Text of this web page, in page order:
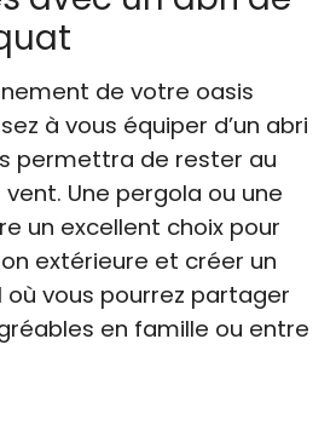
de votre oasis
à vous équiper d’un abri
permettra de rester au
vent. Une pergola ou une
un excellent choix pour
extérieure et créer un
où vous pourrez partager
en famille ou entre